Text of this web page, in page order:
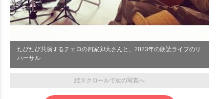
たびたび共演するチェロの四家卯大さんと、2023年の朗読ライブのリ
ハーサル
縦スクロールで次の写真へ